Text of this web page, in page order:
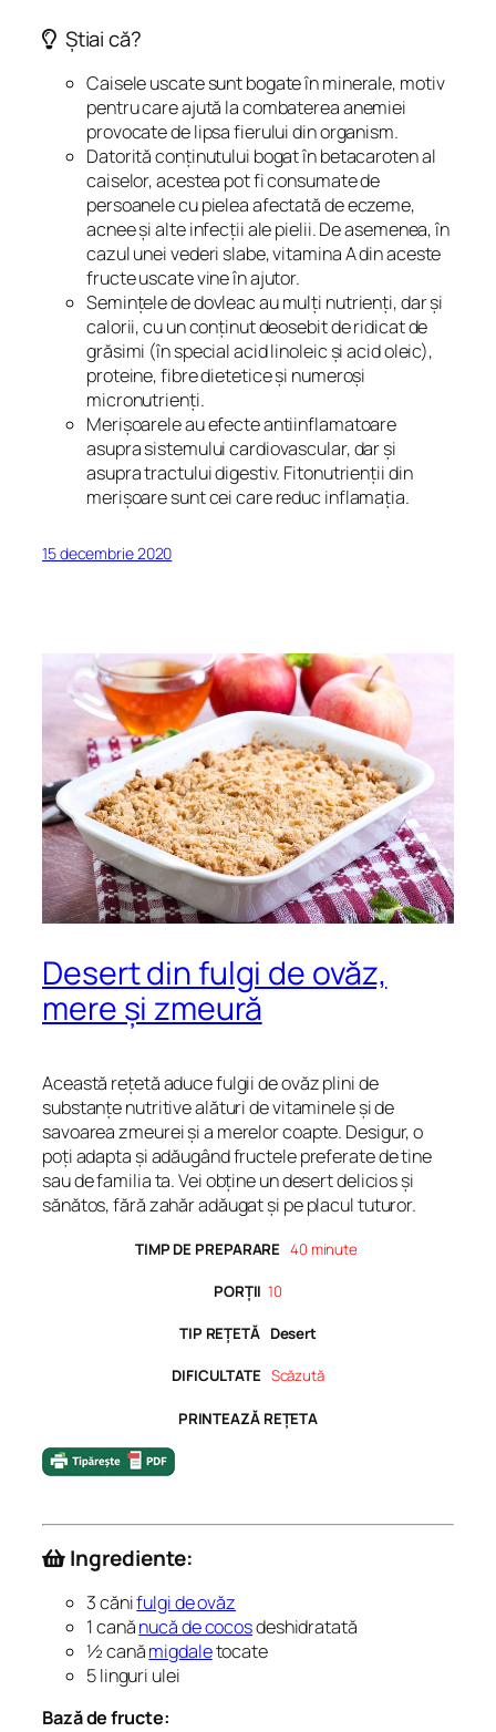
Știai că?
Caisele uscate sunt bogate în minerale, motiv
pentru care ajută la combaterea anemiei
provocate de lipsa fierului din organism.
Datorită conținutului bogat în betacaroten al
caiselor, acestea pot fi consumate de
persoanele cu pielea afectată de eczeme,
acnee și alte infecții ale pielii. De asemenea, în
cazul unei vederi slabe, vitamina A din aceste
fructe uscate vine în ajutor.
Semințele de dovleac au mulți nutrienți, dar și
calorii, cu un conținut deosebit de ridicat de
grăsimi (în special acid linoleic și acid oleic),
proteine, fibre dietetice și numeroși
micronutrienți.
Merișoarele au efecte antiinflamatoare
asupra sistemului cardiovascular, dar și
asupra tractului digestiv. Fitonutrienții din
merișoare sunt cei care reduc inflamația.
15 decembrie 2020
Desert din fulgi de ovăz,
mere și zmeură
Această rețetă aduce fulgii de ovăz plini de
substanțe nutritive alături de vitaminele și de
savoarea zmeurei și a merelor coapte. Desigur, o
poți adapta și adăugând fructele preferate de tine
sau de familia ta. Vei obține un desert delicios și
sănătos, fără zahăr adăugat și pe placul tuturor.
TIMP DE PREPARARE 40 minute
PORȚII 10
TIP REȚETĂ Desert
DIFICULTATE Scăzută
PRINTEAZĂ REȚETA
Ingrediente:
3 cănifulgi de ovăz
1 canănucă de cocosdeshidratată
½ canămigdaletocate
5 linguri ulei
Bază de fructe: